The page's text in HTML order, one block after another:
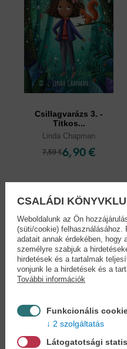
Csillagvarázs 3. -
Titkos...
Linda Chapman
7,59 €6,90 €
CSALÁDI
Weboldalunk az Ön
(süti/cookie) felhasználásához.
adatait annak érdekében, hogy
személyre szabjuk a
hirdetések és a tartalmak
vonjunk le a hirdetések és a
További információk
Funkcionális
2 szolgáltatás
Látogatotsági